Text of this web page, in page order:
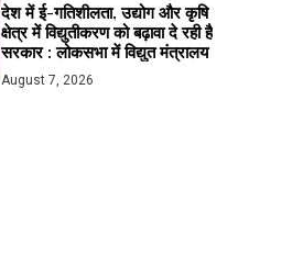
देश में ई-गतिशीलता, उद्योग और कृषि
क्षेत्र में विद्युतीकरण को बढ़ावा दे रही है
सरकार : लोकसभा में विद्युत मंत्रालय
August 7, 2026